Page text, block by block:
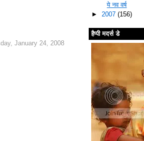
January 24, 2008
ये नव वर्ष
► 2007 (156)
हैप्पी मदर्स डे